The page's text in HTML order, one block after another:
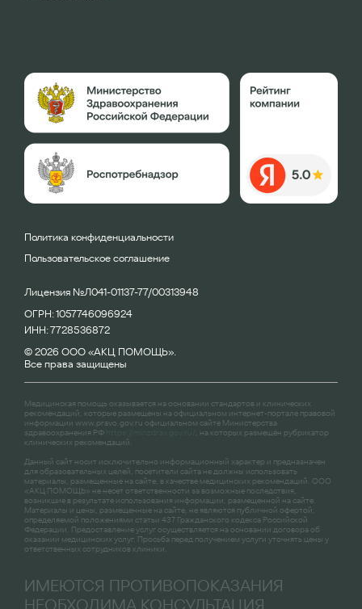
Политика конфиденциальности
Пользовательское соглашение
Лицензия №Л041-01137-77/00313948
ОГРН: 1057746096924
ИНН: 7728536872
© 2026 ООО «АКЦ ПОМОЩЬ».
Все права защищены
Медицинская помощь оказывается на основании стандартов и клинических
рекомендаций, которые размещены на официальном интернет-портале правовой
информации www.pravo.gov.ru официальном сайте Министерства
здравоохранения РФ
, на которых размещён рубрикатор
клинических рекомендаций.
Данный сайт носит исключительно информационный характер и предназначен
для образовательных целей, посетители сайта не должны использовать
материалы, размещенные на сайте, в качестве медицинских рекомендаций. ООО
«АКЦ ПОМОЩЬ» не несет ответственности за возможные последствия,
возникшие в результате использования информации, размещенной на сайте.
Материалы и цены, размещенные на сайте, не являются публичной офертой,
определяемой положениями статьи 437 Гражданского кодекса Российской
Федерации. Предоставление услуг осуществляется на основании договора об
оказании медицинских услуг. Просьба перед получением услуги уточнять цены у
ответственных сотрудников клиники.
ИМЕЮТСЯ ПРОТИВОПОКАЗАНИЯ
НЕОБХОДИМА КОНСУЛЬТАЦИЯ